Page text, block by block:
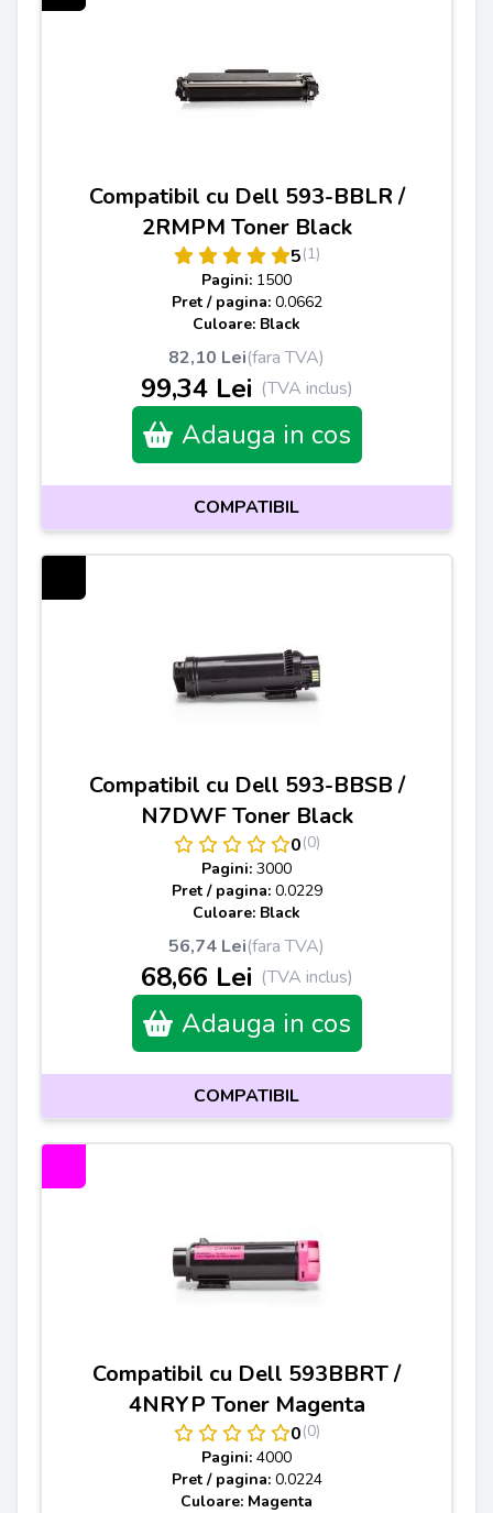
Compatibil cu Dell 593-BBLR /
2RMPM Toner Black
5(1)
Pagini: 1500
Pret / pagina: 0.0662
Culoare: Black
82,10 Lei(fara TVA)
99,34 Lei (TVA inclus)
Adauga in cos
COMPATIBIL
Compatibil cu Dell 593-BBSB /
N7DWF Toner Black
0(0)
Pagini: 3000
Pret / pagina: 0.0229
Culoare: Black
56,74 Lei(fara TVA)
68,66 Lei (TVA inclus)
Adauga in cos
COMPATIBIL
Compatibil cu Dell 593BBRT /
4NRYP Toner Magenta
0(0)
Pagini: 4000
Pret / pagina: 0.0224
Culoare: Magenta